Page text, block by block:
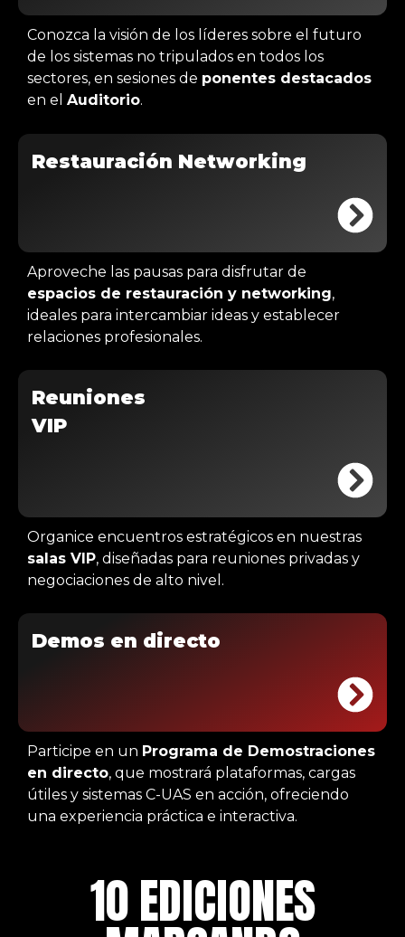
Conozca la visión de los líderes sobre el futuro
de los sistemas no tripulados en todos los
sectores, en sesiones de ponentes destacados
en el Auditorio.
Restauración Networking
Aproveche las pausas para disfrutar de
espacios de restauración y networking,
ideales para intercambiar ideas y establecer
relaciones profesionales.
Reuniones
VIP
Organice encuentros estratégicos en nuestras
salas VIP, diseñadas para reuniones privadas y
negociaciones de alto nivel.
Demos en directo
Participe en un Programa de Demostraciones
en directo, que mostrará plataformas, cargas
útiles y sistemas C-UAS en acción, ofreciendo
una experiencia práctica e interactiva.
10 EDICIONES